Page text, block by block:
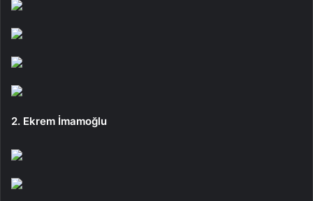
2. Ekrem İmamoğlu